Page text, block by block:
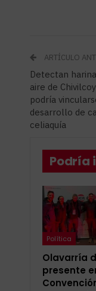
ARTÍCULO
Detectan
aire de
podría
desarrollo de
celiaquía
Podría
Política
Olavarría
presente